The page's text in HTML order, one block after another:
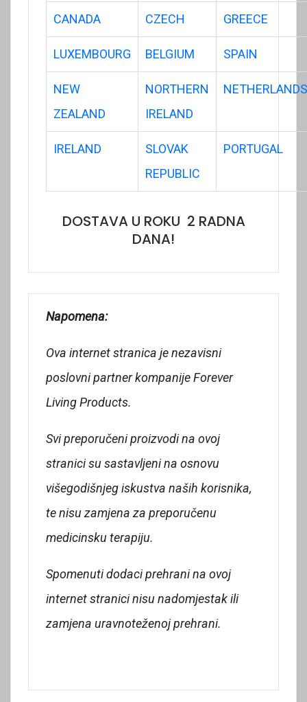
CANADA CZECH GREECE
LUXEMBOURG BELGIUM SPAIN
NEW
ZEALAND
NORTHERN
IRELAND
NETHERLANDS
IRELAND
SLOVAK
REPUBLIC
PORTUGAL
DOSTAVA U ROKU 2 RADNA
DANA!
Napomena:
Ova internet stranica je nezavisni
poslovni partner kompanije Forever
Living Products.
Svi preporučeni proizvodi na ovoj
stranici su sastavljeni na osnovu
višegodišnjeg iskustva naših korisnika,
te nisu zamjena za preporučenu
medicinsku terapiju.
Spomenuti dodaci prehrani na ovoj
internet stranici nisu nadomjestak ili
zamjena uravnoteženoj prehrani.